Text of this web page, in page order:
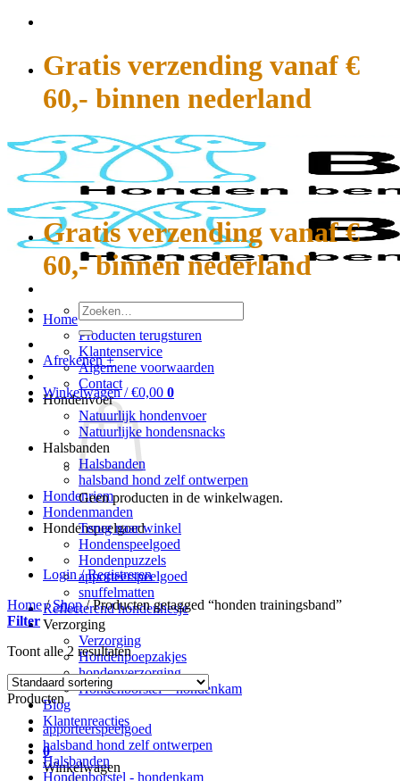
Gratis verzending vanaf €
60,- binnen nederland
Home
Producten terugsturen
Klantenservice
Algemene voorwaarden
Contact
Hondenvoer
Natuurlijk hondenvoer
Natuurlijke hondensnacks
Halsbanden
Halsbanden
halsband hond zelf ontwerpen
Hondenriem
Hondenmanden
Hondenspeelgoed
Hondenspeelgoed
Hondenpuzzels
apporteerspeelgoed
snuffelmatten
Reflecterend hondenhesje
Verzorging
Verzorging
Hondenpoepzakjes
hondenverzorging
Hondenborstel – hondenkam
Blog
Klantenreacties
0
Winkelwagen
Gratis verzending vanaf €
60,- binnen nederland
Zoeken
naar:
Afrekenen +
Winkelwagen /€0,00 0
Geen producten in de winkelwagen.
Terug naar winkel
Login / Registreren
Home / Shop /Producten getagged “honden trainingsband”
Filter
Toont alle 2 resultaten
Producten
apporteerspeelgoed
halsband hond zelf ontwerpen
Halsbanden
Hondenborstel - hondenkam